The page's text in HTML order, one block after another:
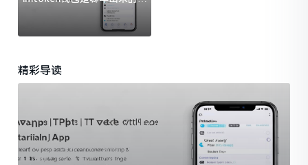
一文给你说清楚
精彩导读